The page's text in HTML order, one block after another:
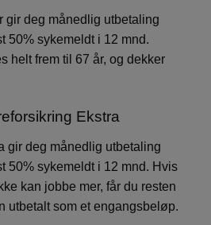
gir deg månedlig utbetaling
50% sykemeldt i 12 mnd.
helt frem til 67 år, og dekker
Ekstra
gir deg månedlig utbetaling
50% sykemeldt i 12 mnd. Hvis
kan jobbe mer, får du resten
utbetalt som et engangsbeløp.